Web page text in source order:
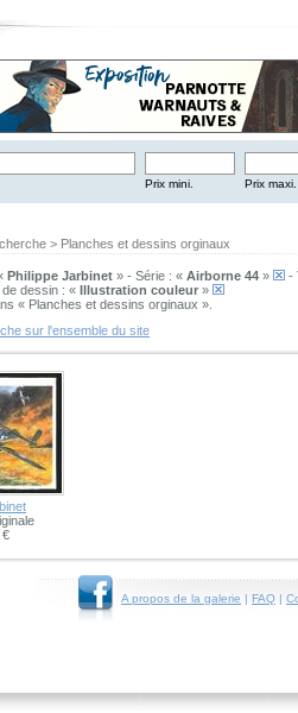
Prix mini. Prix maxi.
> Planches et dessins orginaux
Philippe Jarbinet » - Série : « Airborne 44 » -
dessin : « Illustration couleur »
« Planches et dessins orginaux ».
sur l'ensemble du site
€
A propos de la galerie | FAQ |